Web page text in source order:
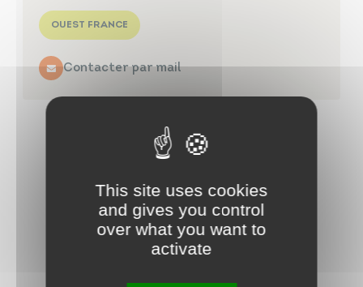
OUEST FRANCE
Contacter par mail
This site uses cookies
and gives you control
over what you want to
activate